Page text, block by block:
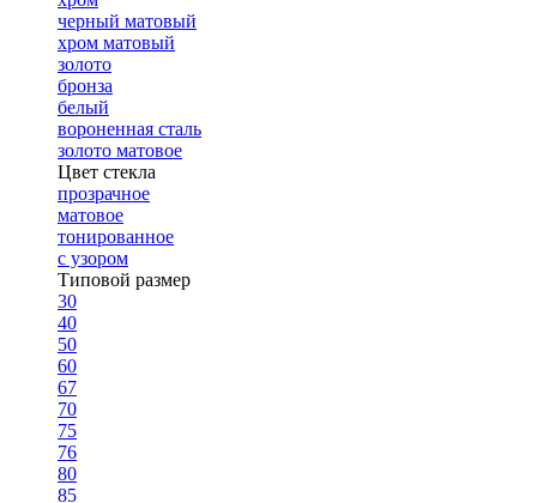
черный матовый
хром матовый
золото
бронза
белый
вороненная сталь
золото матовое
Цвет стекла
прозрачное
матовое
тонированное
с узором
Типовой размер
30
40
50
60
67
70
75
76
80
85